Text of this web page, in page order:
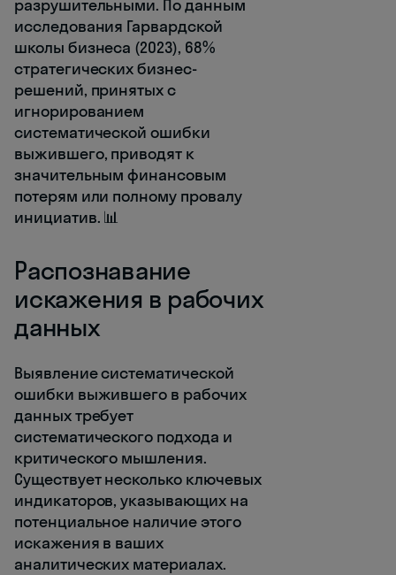
разрушительными. По данным
исследования Гарвардской
школы бизнеса (2023), 68%
стратегических бизнес-
решений, принятых с
игнорированием
систематической ошибки
выжившего, приводят к
значительным финансовым
потерям или полному провалу
инициатив. 📊
Распознавание
искажения в рабочих
данных
Выявление систематической
ошибки выжившего в рабочих
данных требует
систематического подхода и
критического мышления.
Существует несколько ключевых
индикаторов, указывающих на
потенциальное наличие этого
искажения в ваших
аналитических материалах.